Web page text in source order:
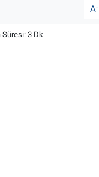
A-
Süresi: 3 Dk